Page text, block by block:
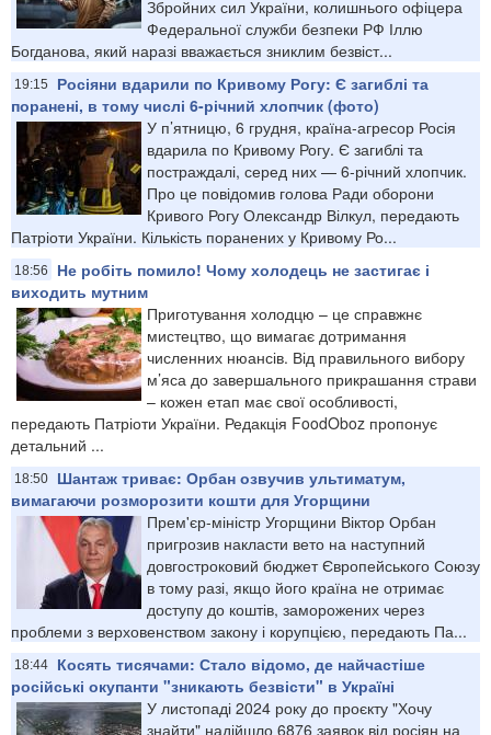
Збройних сил України, колишнього офіцера
Федеральної служби безпеки РФ Іллю
Богданова, який наразі вважається зниклим безвіст...
19:15
Росіяни вдарили по Кривому Рогу: Є загиблі та
поранені, в тому числі 6-річний хлопчик (фото)
У п’ятницю, 6 грудня, країна-агресор Росія
вдарила по Кривому Рогу. Є загиблі та
постраждалі, серед них — 6-річний хлопчик.
Про це повідомив голова Ради оборони
Кривого Рогу Олександр Вілкул, передають
Патріоти України. Кількість поранених у Кривому Ро...
18:56
Не робіть помило! Чому холодець не застигає і
виходить мутним
Приготування холодцю – це справжнє
мистецтво, що вимагає дотримання
численних нюансів. Від правильного вибору
м’яса до завершального прикрашання страви
– кожен етап має свої особливості,
передають Патріоти України. Редакція FoodOboz пропонує
детальний ...
18:50
Шантаж триває: Орбан озвучив ультиматум,
вимагаючи розморозити кошти для Угорщини
Прем'єр-міністр Угорщини Віктор Орбан
пригрозив накласти вето на наступний
довгостроковий бюджет Європейського Союзу
в тому разі, якщо його країна не отримає
доступу до коштів, заморожених через
проблеми з верховенством закону і корупцією, передають Па...
18:44
Косять тисячами: Стало відомо, де найчастіше
російські окупанти "зникають безвісти" в Україні
У листопаді 2024 року до проєкту "Хочу
знайти" надійшло 6876 заявок від росіян на